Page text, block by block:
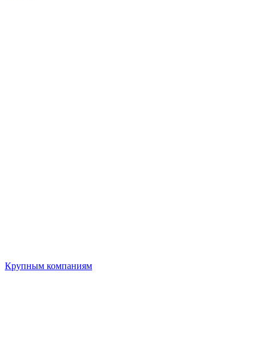
Крупным компаниям